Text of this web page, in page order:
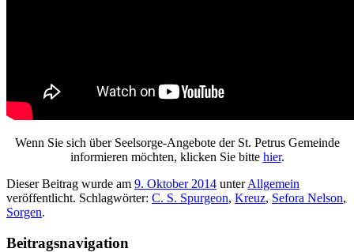
Wenn Sie sich über Seelsorge-Angebote der St. Petrus Gemeinde
informieren möchten, klicken Sie bitte hier.
Dieser Beitrag wurde am 9. Oktober 2014 unterAllgemein
veröffentlicht. Schlagwörter: C. S. Spurgeon, Kreuz, Sefora Nelson,
Sorgen.
Beitragsnavigation